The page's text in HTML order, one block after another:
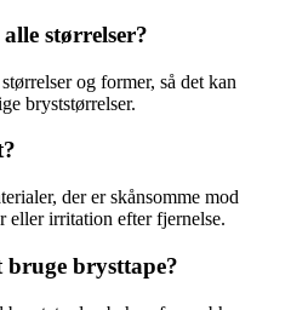
størrelser?
og former, så det kan
bryststørrelser.
der er skånsomme mod
eller irritation efter fjernelse.
bruge brysttape?